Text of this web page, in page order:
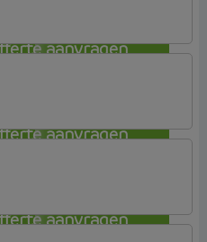
aanvragen
aanvragen
aanvragen